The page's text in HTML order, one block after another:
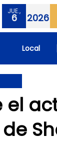
JUE.,
6 2026
Local
el